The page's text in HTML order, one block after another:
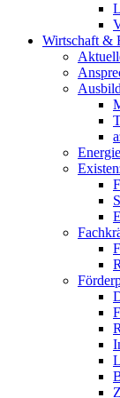
Wirtschaft &